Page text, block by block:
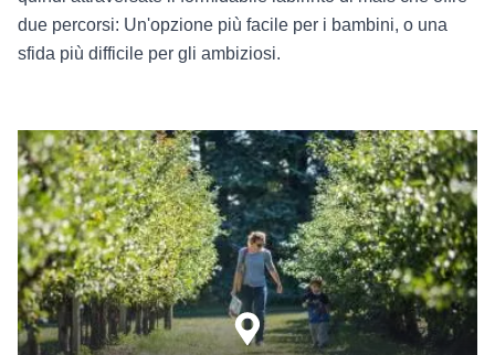
due percorsi: Un'opzione più facile per i bambini, o una
sfida più difficile per gli ambiziosi.